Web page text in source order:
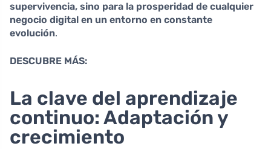
supervivencia, sino para la prosperidad de cualquier
negocio digital en un entorno en constante
evolución.
DESCUBRE MÁS:
La clave del aprendizaje
continuo: Adaptación y
crecimiento